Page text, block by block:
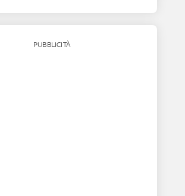
PUBBLICITÀ